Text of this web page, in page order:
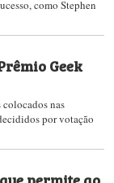
como Stephen
Geek
nas
por votação